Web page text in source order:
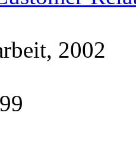
2002